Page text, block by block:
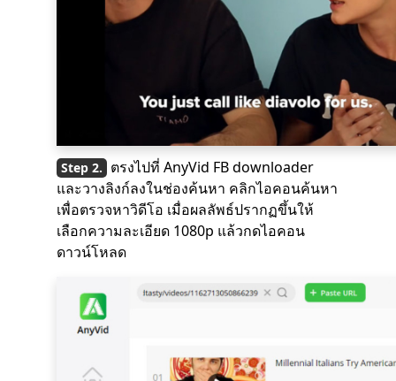
ตรงไปที่ AnyVid FB downloader
และวางลิงก์ลงในช่องค้นหา คลิกไอคอนค้นหา
เพื่อตรวจหาวิดีโอ เมื่อผลลัพธ์ปรากฏขึ้นให้
เลือกความละเอียด 1080p แล้วกดไอคอน
ดาวน์โหลด